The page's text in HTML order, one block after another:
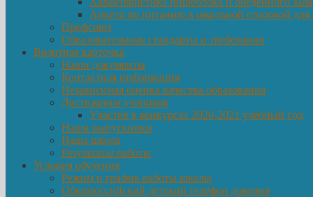
Анкета по питанию в школьной столовой для
Профсоюз
Образовательные стандарты и требования
Визитная карточка
Наши документы
Контактная информация
Независимая оценка качества образования
Достижения учеников
Участие в конкурсах 2020-2021 учебный год
Наши выпускники
Наша школа
Результаты работы
Условия обучения
Режим и график работы школы
Общероссийский детский телефон доверия